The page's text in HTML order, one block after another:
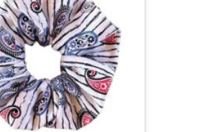
λίστα
επιθυμιών